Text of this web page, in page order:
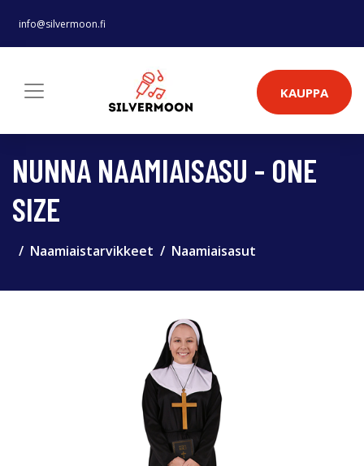
info@silvermoon.fi
KAUPPA
NUNNA NAAMIAISASU - ONE
SIZE
Naamiaistarvikkeet Naamiaisasut